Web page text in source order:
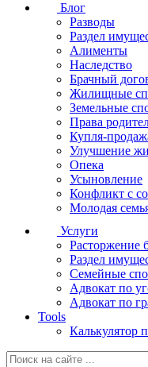
Блог
Разводы
Раздел
Алименты
Наследство
Брачный
Жилищные
Земельные
Права
Купля-
Улучшение
Опека
Усыновление
Конфликт с
Молодая
Услуги
Расторжение
Раздел
Семейные
Адвокат по
Адвокат по
Tools
Калькулятор